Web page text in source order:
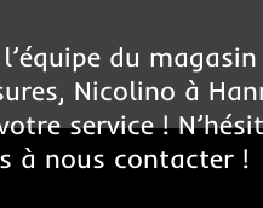
du magasin
Nicolino à
service !
à nous contacter !